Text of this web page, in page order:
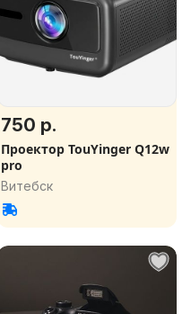
750 р.
Проектор TouYinger Q12w
pro
Витебск